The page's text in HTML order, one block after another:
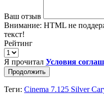
Ваш отзыв
Внимание: HTML не
текст!
Рейтинг
Я прочитал Условия
Продолжить
Теги: Cinema 7.125 Silver